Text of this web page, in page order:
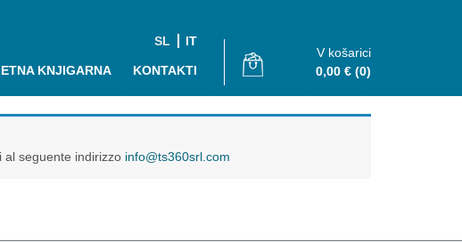
SL IT
KNJIGARNA KONTAKTI
V košarici
0,00 € (0)
al seguente indirizzo info@ts360srl.com